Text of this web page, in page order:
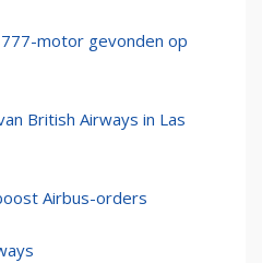
motor gevonden op
British Airways in Las
Airbus-orders